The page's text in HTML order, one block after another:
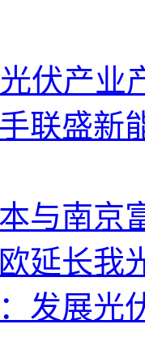
伏产业
联盛新
与南京
延长我
发展光